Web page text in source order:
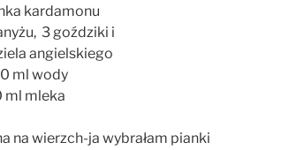
kardamonu
3 goździki i
angielskiego
ml wody
ml mleka
na wierzch-ja wybrałam pianki